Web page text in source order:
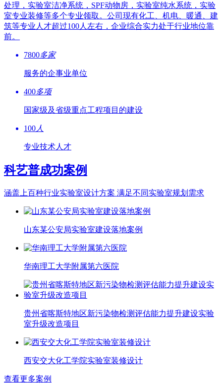
处理，实验室洁净系统，SPF动物房，实验室纯水系统，实验
室专业装修等多个专业领取。公司现有化工、机电、暖通、建
筑等专业人才超过100人左右，企业综合实力处于行业地位靠
前。
7800多家
服务的企事业单位
400多项
国家级及省级重点工程项目的建设
100 人
专业技术人才
科艺普成功案例
涵盖上百种行业实验室设计方案 满足不同实验室规划需求
山东某公安局实验室建设落地案例
华南理工大学附属第六医院
贵州省喀斯特地区新污染物检测评估能力提升建设实验
室升级改造项目
西安交大化工学院实验室装修设计
查看更多案例